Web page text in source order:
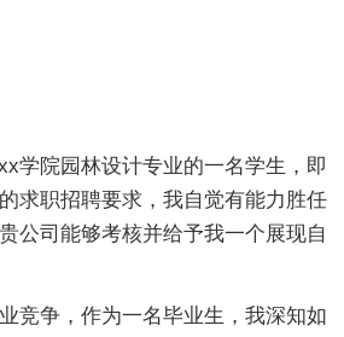
学院园林设计专业的一名学生，即
求职招聘要求，我自觉有能力胜任
公司能够考核并给予我一个展现自
竞争，作为一名毕业生，我深知如